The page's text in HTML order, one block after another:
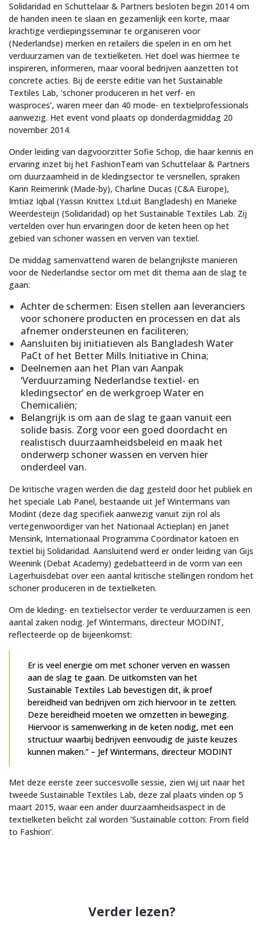
Solidaridad en Schuttelaar & Partners besloten begin 2014 om
de handen ineen te slaan en gezamenlijk een korte, maar
krachtige verdiepingsseminar te organiseren voor
(Nederlandse) merken en retailers die spelen in en om het
verduurzamen van de textielketen. Het doel was hiermee te
inspireren, informeren, maar vooral bedrijven aanzetten tot
concrete acties. Bij de eerste editie van het Sustainable
Textiles Lab, ‘schoner produceren in het verf- en
wasproces’, waren meer dan 40 mode- en textielprofessionals
aanwezig. Het event vond plaats op donderdagmiddag 20
november 2014.
Onder leiding van dagvoorzitter Sofie Schop, die haar kennis en
ervaring inzet bij het FashionTeam van Schuttelaar & Partners
om duurzaamheid in de kledingsector te versnellen, spraken
Karin Reimerink (Made-by), Charline Ducas (C&A Europe),
Imtiaz Iqbal (Yassin Knittex Ltd.uit Bangladesh) en Marieke
Weerdesteijn (Solidaridad) op het Sustainable Textiles Lab. Zij
vertelden over hun ervaringen door de keten heen op het
gebied van schoner wassen en verven van textiel.
De middag samenvattend waren de belangrijkste manieren
voor de Nederlandse sector om met dit thema aan de slag te
gaan:
Achter de schermen: Eisen stellen aan leveranciers
voor schonere producten en processen en dat als
afnemer ondersteunen en faciliteren;
Aansluiten bij initiatieven als Bangladesh Water
PaCt of het Better Mills Initiative in China;
Deelnemen aan het Plan van Aanpak
‘Verduurzaming Nederlandse textiel- en
kledingsector’ en de werkgroep Water en
Chemicaliën;
Belangrijk is om aan de slag te gaan vanuit een
solide basis. Zorg voor een goed doordacht en
realistisch duurzaamheidsbeleid en maak het
onderwerp schoner wassen en verven hier
onderdeel van.
De kritische vragen werden die dag gesteld door het publiek en
het speciale Lab Panel, bestaande uit Jef Wintermans van
Modint (deze dag specifiek aanwezig vanuit zijn rol als
vertegenwoordiger van het Nationaal Actieplan) en Janet
Mensink, Internationaal Programma Coördinator katoen en
textiel bij Solidaridad. Aansluitend werd er onder leiding van Gijs
Weenink (Debat Academy) gedebatteerd in de vorm van een
Lagerhuisdebat over een aantal kritische stellingen rondom het
schoner produceren in de textielketen.
Om de kleding- en textielsector verder te verduurzamen is een
aantal zaken nodig. Jef Wintermans, directeur MODINT,
reflecteerde op de bijeenkomst:
Er is veel energie om met schoner verven en wassen
aan de slag te gaan. De uitkomsten van het
Sustainable Textiles Lab bevestigen dit, ik proef
bereidheid van bedrijven om zich hiervoor in te zetten.
Deze bereidheid moeten we omzetten in beweging.
Hiervoor is samenwerking in de keten nodig, met een
structuur waarbij bedrijven eenvoudig de juiste keuzes
kunnen maken.” – Jef Wintermans, directeur MODINT
Met deze eerste zeer succesvolle sessie, zien wij uit naar het
tweede Sustainable Textiles Lab, deze zal plaats vinden op 5
maart 2015, waar een ander duurzaamheidsaspect in de
textielketen belicht zal worden ‘Sustainable cotton: From field
to Fashion’.
Verder lezen?